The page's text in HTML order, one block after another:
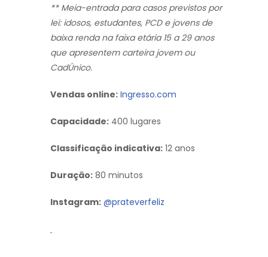
** Meia-entrada paracasos previstos por
lei: idosos, estudantes, PCD e jovens de
baixa renda na faixa etária 15 a 29 anos
que apresentem carteira jovem ou
CadÚnico.
Vendas online: Ingresso.com
Capacidade: 400 lugares
Classificação indicativa: 12 anos
Duração: 80 minutos
Instagram: @prateverfeliz